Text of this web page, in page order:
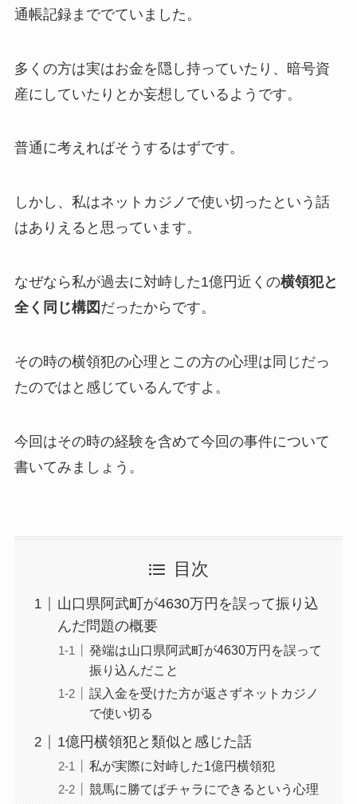
通帳記録まででていました。
多くの方は実はお金を隠し持っていたり、暗号資
産にしていたりとか妄想しているようです。
普通に考えればそうするはずです。
しかし、私はネットカジノで使い切ったという話
はありえると思っています。
なぜなら私が過去に対峙した1億円近くの横領犯と
全く同じ構図 だったからです。
その時の横領犯の心理とこの方の心理は同じだっ
たのではと感じているんですよ。
今回はその時の経験を含めて今回の事件について
書いてみましょう。
目次
山口県阿武町が4630万円を誤って振り込
んだ問題の概要
発端は山口県阿武町が4630万円を誤って
振り込んだこと
誤入金を受けた方が返さずネットカジノ
で使い切る
1億円横領犯と類似と感じた話
私が実際に対峙した1億円横領犯
競馬に勝てばチャラにできるという心理